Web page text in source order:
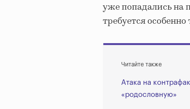
уже попадались на
требуется
Читайте также
Атака на
«родословную»